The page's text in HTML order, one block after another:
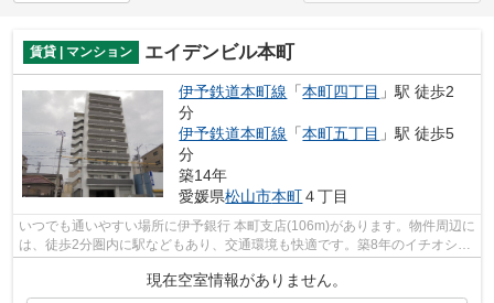
賃貸 | マンション エイデンビル本町
伊予鉄道本町線 「本町四丁目 」駅 徒歩2
分
伊予鉄道本町線 「本町五丁目 」駅 徒歩5
分
築14年
愛媛県松山市本町４丁目
いつでも通いやすい場所に伊予銀行 本町支店(106m)があります。物件周辺に
は、徒歩2分圏内に駅などもあり、交通環境も快適です。築8年のイチオシ物
件はこちらです。
現在空室情報がありません。